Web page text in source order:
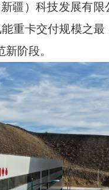
疆）科技发展有
重卡交付规模之
阶段。